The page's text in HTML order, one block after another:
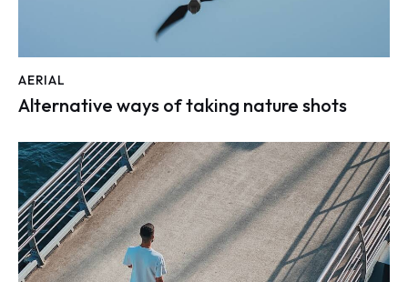
AERIAL
Alternative ways of taking nature shots